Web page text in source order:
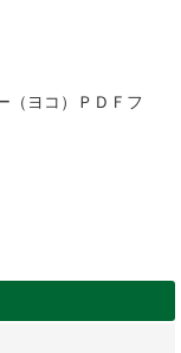
（ヨコ）ＰＤＦフ